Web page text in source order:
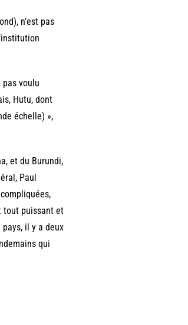
n’est pas
pas voulu
Hutu, dont
échelle) »,
et du Burundi,
Paul
tout puissant et
il y a deux
qui